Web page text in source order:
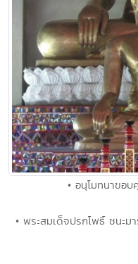
• อนุโมทนาขอ
• พระสมเด็จปรกโพธิ์ ชนะม